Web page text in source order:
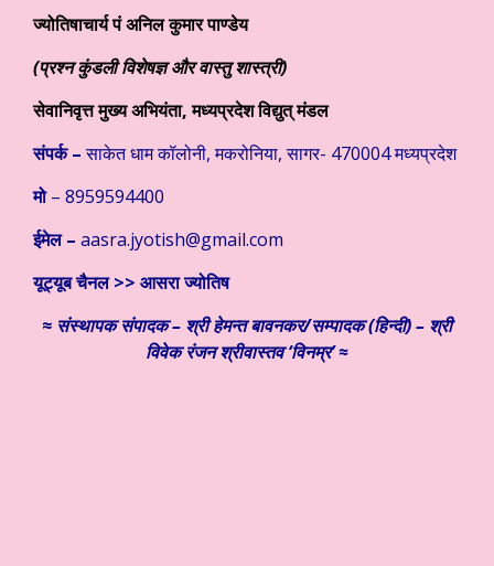
ज्योतिषाचार्य पं अनिल कुमार पाण्डेय
(प्रश्न कुंडली विशेषज्ञ और वास्तु शास्त्री)
सेवानिवृत्त मुख्य अभियंता, मध्यप्रदेश विद्युत् मंडल
संपर्क –साकेत धाम कॉलोनी, मकरोनिया, सागर- 470004 मध्यप्रदेश
मो– 8959594400
ईमेल – aasra.jyotish@gmail.com
यूट्यूब चैनल >> आसरा ज्योतिष
≈ संस्थापक संपादक – श्री हेमन्त बावनकर/सम्पादक (हिन्दी) – श्री
विवेक रंजन श्रीवास्तव ‘विनम्र’ ≈